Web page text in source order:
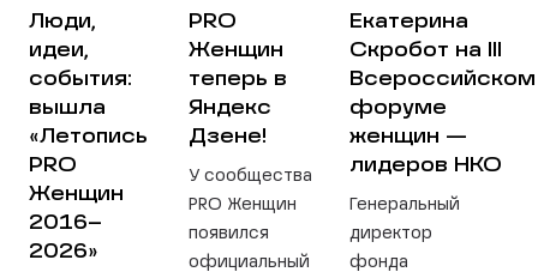
Люди,
идеи,
события:
вышла
«Летопись
PRO
Женщин
2016–
2026»
PRO
Женщин
теперь в
Яндекс
Дзене!
У сообщества
PRO Женщин
появился
официальный
Екатерина
Скробот на III
Всероссийском
форуме
женщин —
лидеров НКО
Генеральный
директор
фонда